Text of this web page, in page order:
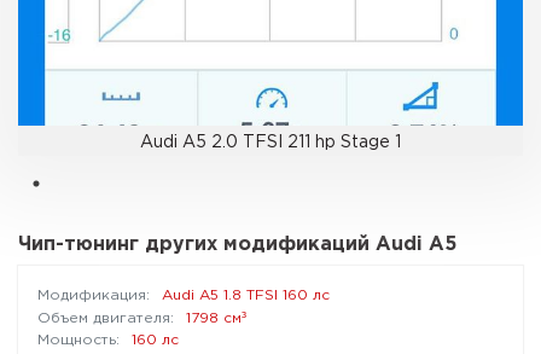
Audi A5 2.0 TFSI 211 hp Stage 1
Чип-тюнинг других модификаций Audi A5
Audi A5 1.8 TFSI 160 лс
1798 см³
160 лс